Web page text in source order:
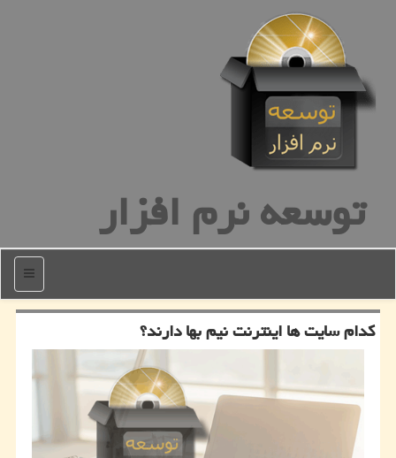
توسعه نرم افزار
منو
كدام سایت ها اینترنت نیم بها دارند؟